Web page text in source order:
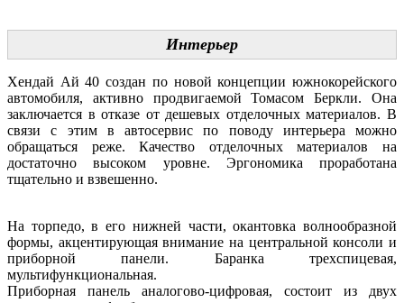
Интерьер
Хендай Ай 40 создан по новой концепции южнокорейского
автомобиля, активно продвигаемой Томасом Беркли. Она
заключается в отказе от дешевых отделочных материалов. В
связи с этим в автосервис по поводу интерьера можно
обращаться реже. Качество отделочных материалов на
достаточно высоком уровне. Эргономика проработана
тщательно и взвешенно.
На торпедо, в его нижней части, окантовка волнообразной
формы, акцентирующая внимание на центральной консоли и
приборной панели. Баранка трехспицевая,
мультифункциональная.
Приборная панель аналогово-цифровая, состоит из двух